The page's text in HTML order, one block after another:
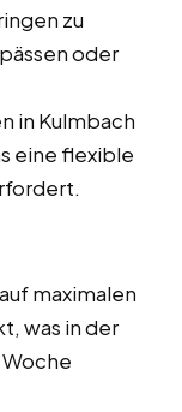
zu
oder
in Kulmbach
eine flexible
maximalen
was in der